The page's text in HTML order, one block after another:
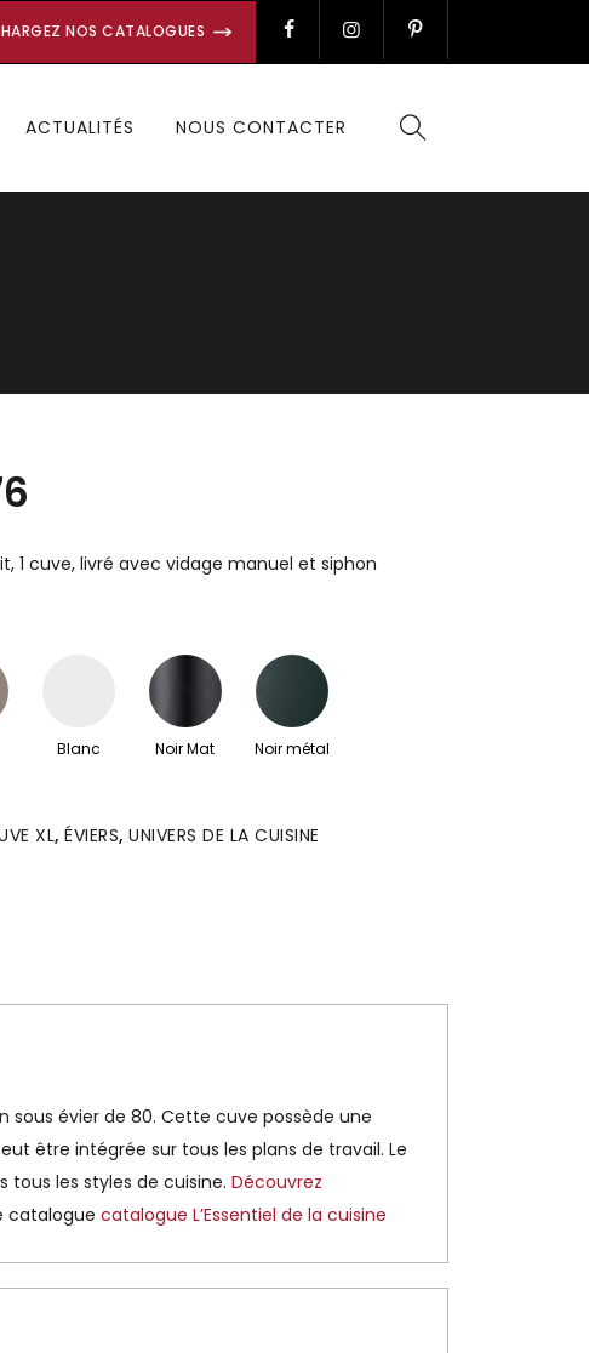
NOS CATALOGUES
ACTUALITÉS NOUS CONTACTER
1 cuve, livré avec vidage manuel et siphon
Blanc Noir Mat Noir métal
XL,ÉVIERS,UNIVERS DE LA CUISINE
sous évier de 80. Cette cuve possède une
être intégrée sur tous les plans de travail. Le
tous les styles de cuisine. Découvrez
catalogue catalogue L’Essentiel de la cuisine